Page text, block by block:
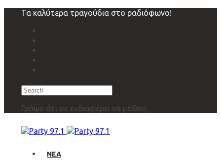
navigation
Τα καλύτερα τραγούδια στο ραδιόφωνο!
Search
Γράψε ότι σε ενδιαφέρει να μάθεις
ΝΕΑ